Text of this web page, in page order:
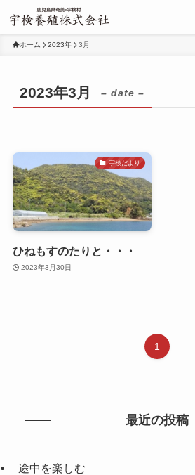
ホーム 2023年 3月
2023年3月 – date –
宇検だより
ひねもすのたりと・・・
2023年3月30日
1
最近の投稿
途中を楽しむ